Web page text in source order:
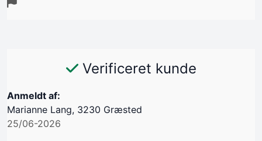
Verificeret kunde
Anmeldt af:
Marianne Lang, 3230 Græsted
25/06-2026